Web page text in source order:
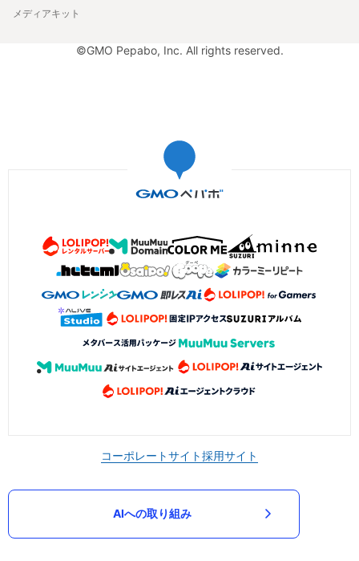
メディアキット
©GMO Pepabo, Inc. All rights reserved.
コーポレートサイト採用サイト
AIへの取り組み